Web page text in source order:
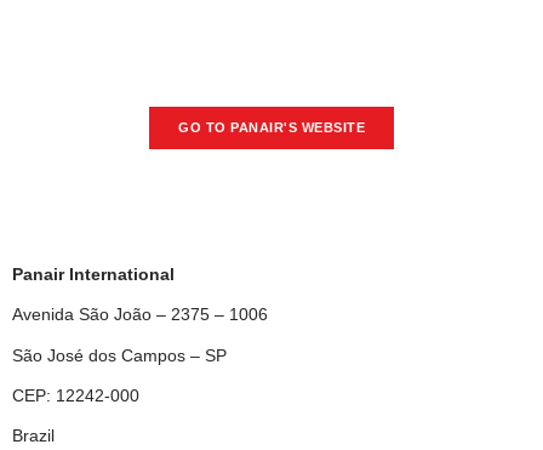
GO TO PANAIR'S WEBSITE
Panair International
Avenida São João – 2375 – 1006
São José dos Campos – SP
CEP: 12242-000
Brazil